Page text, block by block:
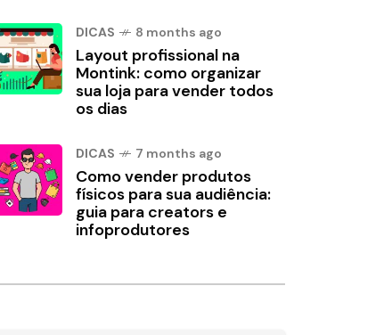
DICAS 8 months ago
Layout profissional na
Montink: como organizar
sua loja para vender todos
os dias
DICAS 7 months ago
Como vender produtos
físicos para sua audiência:
guia para creators e
infoprodutores